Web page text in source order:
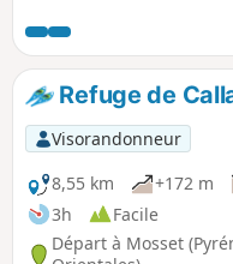
profité d'une route très
verglas. Une très belle
l'on s'enfonce
moins courageux, un
horizontale du trajet
découverte facile (entre
1529 m).
Refuge de
Visorandonneur
8,55 km
+172 m
3h
Facile
Départ à Mosset